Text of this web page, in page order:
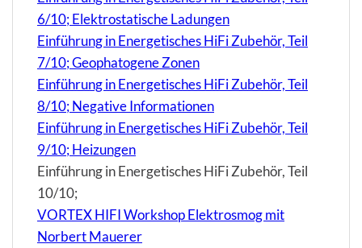
6/10; Elektrostatische Ladungen
Einführung in Energetisches HiFi Zubehör, Teil
7/10; Geophatogene Zonen
Einführung in Energetisches HiFi Zubehör, Teil
8/10; Negative Informationen
Einführung in Energetisches HiFi Zubehör, Teil
9/10; Heizungen
Einführung in Energetisches HiFi Zubehör, Teil
10/10;
VORTEX HIFI Workshop Elektrosmog mit
Norbert Mauerer